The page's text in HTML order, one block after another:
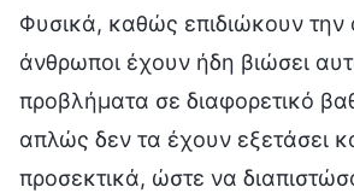
Φυσικά, καθώς επιδιώκουν την
άνθρωποι έχουν ήδη βιώσει
προβλήματα σε διαφορετικό
απλώς δεν τα έχουν εξετάσει
προσεκτικά, ώστε να